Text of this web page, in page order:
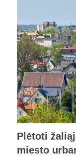
Plėtoti
miesto